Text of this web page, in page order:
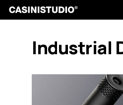
Skip
to
Industrial